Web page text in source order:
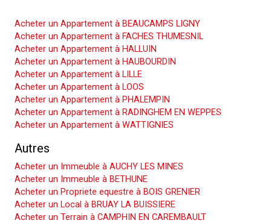
Acheter un Appartement à BEAUCAMPS LIGNY
Acheter un Appartement à FACHES THUMESNIL
Acheter un Appartement à HALLUIN
Acheter un Appartement à HAUBOURDIN
Acheter un Appartement à LILLE
Acheter un Appartement à LOOS
Acheter un Appartement à PHALEMPIN
Acheter un Appartement à RADINGHEM EN WEPPES
Acheter un Appartement à WATTIGNIES
Autres
Acheter un Immeuble à AUCHY LES MINES
Acheter un Immeuble à BETHUNE
Acheter un Propriete equestre à BOIS GRENIER
Acheter un Local à BRUAY LA BUISSIERE
Acheter un Terrain à CAMPHIN EN CAREMBAULT